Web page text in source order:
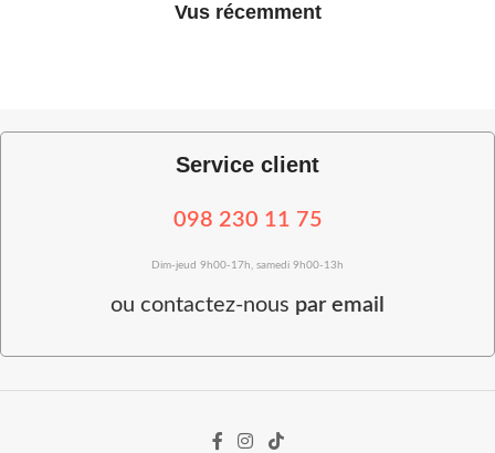
Vus récemment
Service client
098 230 11 75
Dim-jeud 9h00-17h, samedi 9h00-13h
ou contactez-nous par email